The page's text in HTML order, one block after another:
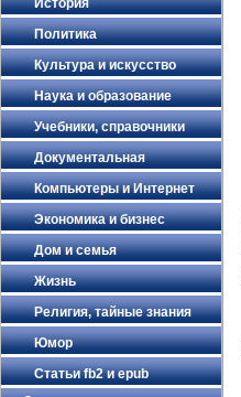
История
Политика
Культура и искусство
Наука и образование
Учебники, справочники
Документальная
Компьютеры и Интернет
Экономика и бизнес
Дом и семья
Жизнь
Религия, тайные знания
Юмор
Статьи fb2 и epub